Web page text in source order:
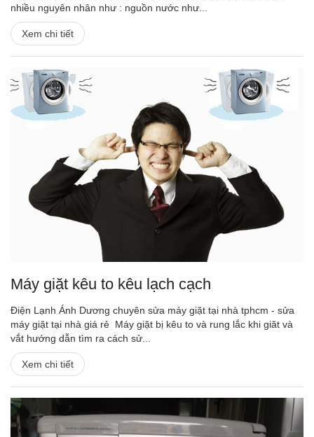
nhiều nguyên nhân như : nguồn nước như...
Xem chi tiết
Máy giặt kêu to kêu lạch cạch
Điện Lạnh Ánh Dương chuyên sửa máy giặt tại nhà tphcm - sửa
máy giặt tại nhà giá rẻ Máy giặt bị kêu to và rung lắc khi giăt và
vắt hướng dẫn tìm ra cách sử...
Xem chi tiết